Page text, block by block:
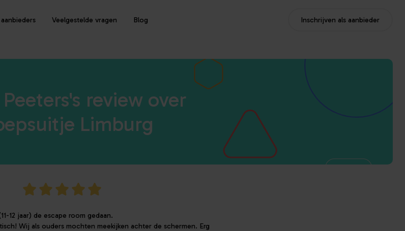
Veelgestelde vragen Blog Inschrijven als aanbieder
review over
Limburg
12 jaar) de escape room gedaan.
Wij als ouders mochten meekijken achter de schermen. Erg